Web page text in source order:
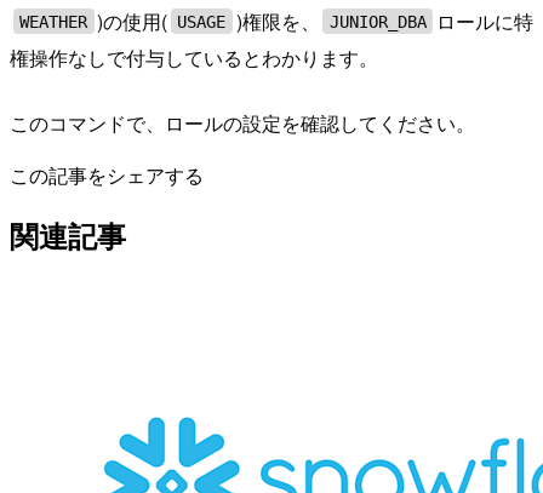
WEATHER )の使用( USAGE )権限を、 JUNIOR_DBA
ロールに特
権操作なしで付与しているとわかります。
このコマンドで、ロールの設定を確認してください。
この記事をシェアする
関連記事